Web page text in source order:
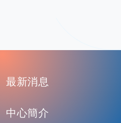
最新消息
中心簡介